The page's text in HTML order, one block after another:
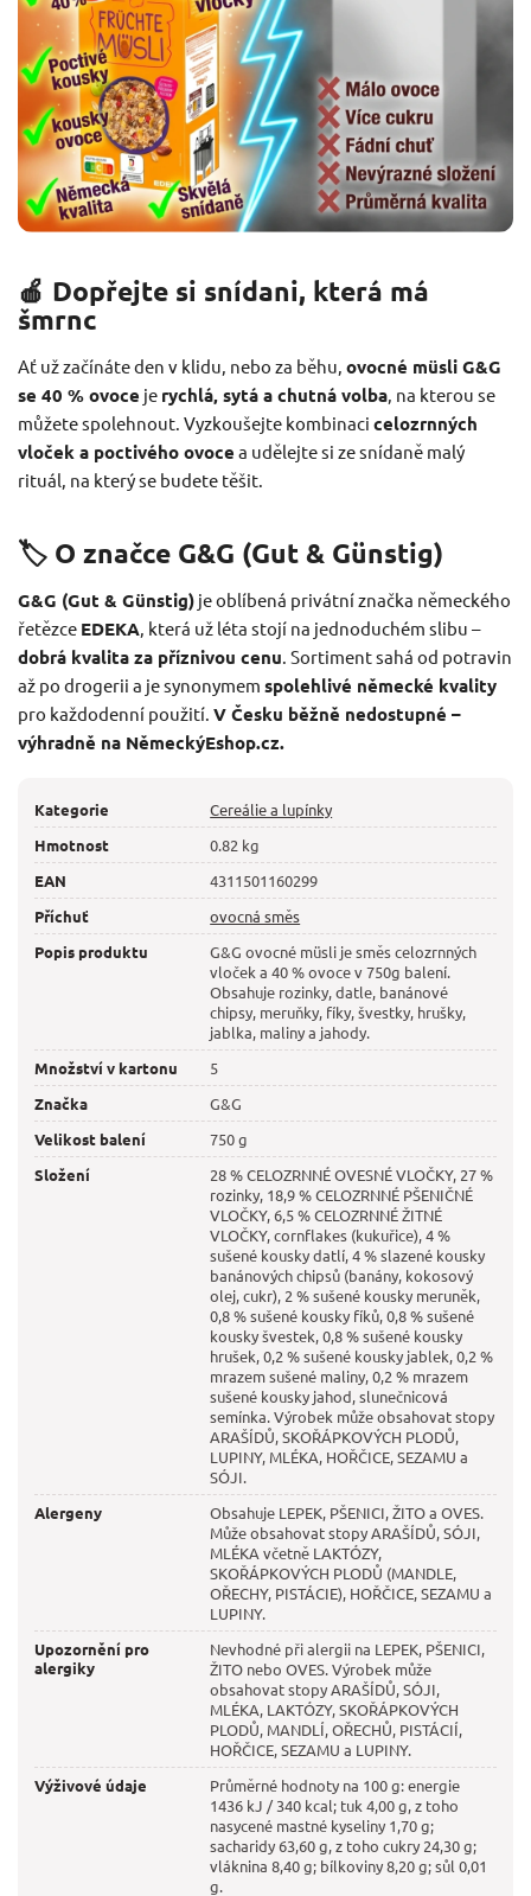
🍎 Dopřejte si snídani, která má
šmrnc
Ať už začínáte den v klidu, nebo za běhu, ovocné müsli G&G
se 40 % ovoce je rychlá, sytá a chutná volba , na kterou se
můžete spolehnout. Vyzkoušejte kombinaci celozrnných
vloček a poctivého ovoce a udělejte si ze snídaně malý
rituál, na který se budete těšit.
🏷️ O značce G&G (Gut & Günstig)
G&G (Gut & Günstig) je oblíbená privátní značka německého
řetězce EDEKA, která už léta stojí na jednoduchém slibu –
dobrá kvalita za příznivou cenu. Sortiment sahá od potravin
až po drogerii a je synonymem spolehlivé německé kvality
pro každodenní použití. V Česku běžně nedostupné –
výhradně na NěmeckýEshop.cz.
Kategorie
Cereálie a lupínky
Hmotnost
0.82 kg
EAN
4311501160299
Příchuť
ovocná směs
Popis produktu
G&G ovocné müsli je směs celozrnných
vloček a 40 % ovoce v 750g balení.
Obsahuje rozinky, datle, banánové
chipsy, meruňky, fíky, švestky, hrušky,
jablka, maliny a jahody.
Množství v kartonu
5
Značka
G&G
Velikost balení
750 g
Složení
28 % CELOZRNNÉ OVESNÉ VLOČKY, 27 %
rozinky, 18,9 % CELOZRNNÉ PŠENIČNÉ
VLOČKY, 6,5 % CELOZRNNÉ ŽITNÉ
VLOČKY, cornflakes (kukuřice), 4 %
sušené kousky datlí, 4 % slazené kousky
banánových chipsů (banány, kokosový
olej, cukr), 2 % sušené kousky meruněk,
0,8 % sušené kousky fíků, 0,8 % sušené
kousky švestek, 0,8 % sušené kousky
hrušek, 0,2 % sušené kousky jablek, 0,2 %
mrazem sušené maliny, 0,2 % mrazem
sušené kousky jahod, slunečnicová
semínka. Výrobek může obsahovat stopy
ARAŠÍDŮ, SKOŘÁPKOVÝCH PLODŮ,
LUPINY, MLÉKA, HOŘČICE, SEZAMU a
SÓJI.
Alergeny
Obsahuje LEPEK, PŠENICI, ŽITO a OVES.
Může obsahovat stopy ARAŠÍDŮ, SÓJI,
MLÉKA včetně LAKTÓZY,
SKOŘÁPKOVÝCH PLODŮ (MANDLE,
OŘECHY, PISTÁCIE), HOŘČICE, SEZAMU a
LUPINY.
Upozornění pro
alergiky
Nevhodné při alergii na LEPEK, PŠENICI,
ŽITO nebo OVES. Výrobek může
obsahovat stopy ARAŠÍDŮ, SÓJI,
MLÉKA, LAKTÓZY, SKOŘÁPKOVÝCH
PLODŮ, MANDLÍ, OŘECHŮ, PISTÁCIÍ,
HOŘČICE, SEZAMU a LUPINY.
Výživové údaje
Průměrné hodnoty na 100 g: energie
1436 kJ / 340 kcal; tuk 4,00 g, z toho
nasycené mastné kyseliny 1,70 g;
sacharidy 63,60 g, z toho cukry 24,30 g;
vláknina 8,40 g; bílkoviny 8,20 g; sůl 0,01
g.